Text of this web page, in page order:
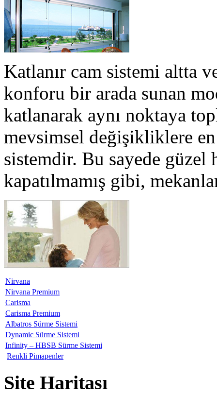
Katlanır cam sistemi altta
konforu bir arada sunan
katlanarak aynı noktaya
mevsimsel değişikliklere
sistemdir. Bu sayede güzel
kapatılmamış gibi,
Nirvana
Nirvana Premium
Carisma
Carisma Premium
Albatros Sürme Sistemi
Dynamic Sürme Sistemi
Infinity – HBSB Sürme Sistemi
Renkli Pimapenler
Site Haritası